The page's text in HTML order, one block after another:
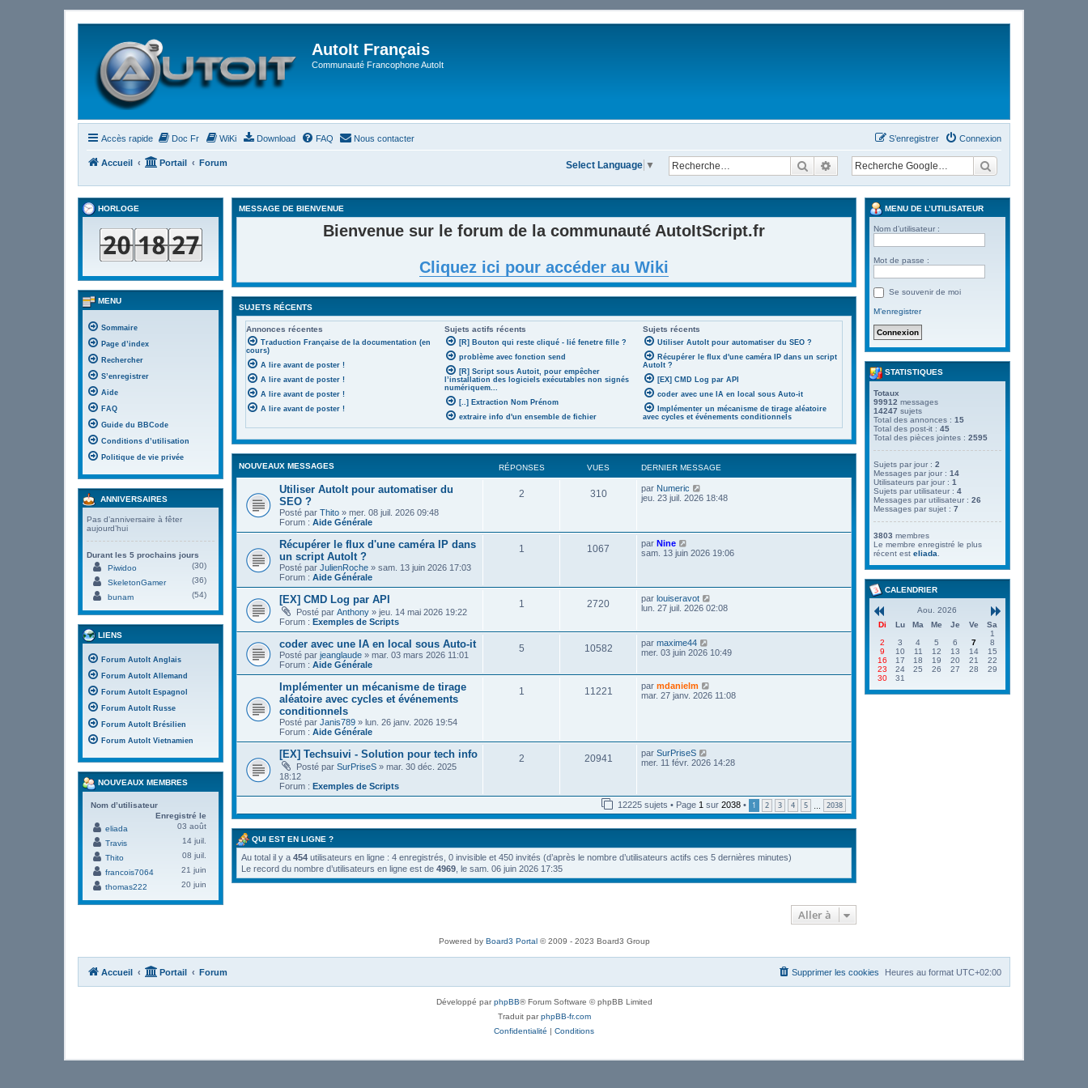
AutoIt Français
Communauté Francophone AutoIt
Accès rapide Doc Fr WiKi Download FAQ Nous contacter Connexion
S’enregistrer
Accueil Portail Forum RechercherRecherche avancée
Select Language ▼
MESSAGE DE BIENVENUE
Bienvenue sur le forum de la communauté AutoItScript.fr
Cliquez ici pour accéder au Wiki
SUJETS RÉCENTS
Annonces récentes Sujets actifs récents Sujets récents
Traduction Française de la documentation (en
cours)
A lire avant de poster !
A lire avant de poster !
A lire avant de poster !
A lire avant de poster !
[R] Bouton qui reste cliqué - lié fenetre fille ?
problème avec fonction send
[R] Script sous Autoit, pour empêcher
l’installation des logiciels exécutables non signés
numériquem...
[..] Extraction Nom Prénom
extraire info d'un ensemble de fichier
Utiliser AutoIt pour automatiser du SEO ?
Récupérer le flux d'une caméra IP dans un script
AutoIt ?
[EX] CMD Log par API
coder avec une IA en local sous Auto-it
Implémenter un mécanisme de tirage aléatoire
avec cycles et événements conditionnels
NOUVEAUX MESSAGES RÉPONSES VUES DERNIER MESSAGE
Utiliser AutoIt pour automatiser du
SEO ?
Posté par Thito » mer. 08 juil. 2026 09:48
Forum : Aide Générale
2 310 par Numeric
o
e
e
e
r
m
s
s
a
jeu. 23 juil. 2026 18:48
Récupérer le flux d'une caméra IP dans
un script AutoIt ?
Posté par JulienRoche » sam. 13 juin 2026 17:03
Forum : Aide Générale
1 1067 parNine
o
e
d
e
n
i
e
r
e
s
s
sam. 13 juin 2026 19:06
[EX] CMD Log par API
Posté par Anthony » jeu. 14 mai 2026 19:22
Forum : Exemples de Scripts
1 2720 parlouiseravot
o
l
d
r
i
s
a
lun. 27 juil. 2026 02:08
coder avec une IA en local sous Auto-it
Posté par jeanglaude » mar. 03 mars 2026 11:01
Forum : Aide Générale
5 10582 parmaxime44
o
e
d
r
m
s
a
g
e
mer. 03 juin 2026 10:49
Implémenter un mécanisme de tirage
aléatoire avec cycles et événements
conditionnels
Posté par Janis789 » lun. 26 janv. 2026 19:54
Forum : Aide Générale
1 11221 parmdanielm
o
d
r
r
m
e
s
a
g
mar. 27 janv. 2026 11:08
[EX] Techsuivi - Solution pour tech info
Posté par SurPriseS » mar. 30 déc. 2025
18:12
Forum : Exemples de Scripts
2 20941 parSurPriseS
o
d
e
r
i
e
m
mer. 11 févr. 2026 14:28
12225 sujets • Page 1 sur 2038 • 1 2 3 4 5 … 2038
QUI EST EN LIGNE ?
Au total il y a 454 utilisateurs en ligne : 4 enregistrés, 0 invisible et 450 invités (d’après le nombre d’utilisateurs actifs ces 5 dernières minutes)
Le record du nombre d’utilisateurs en ligne est de 4969 , le sam. 06 juin 2026 17:35
Aller à
HORLOGE
MENU
Sommaire
Page d’index
Rechercher
S’enregistrer
Aide
FAQ
Guide du BBCode
Conditions d’utilisation
Politique de vie privée
ANNIVERSAIRES
Pas d’anniversaire à fêter
aujourd’hui
Durant les 5 prochains jours
Piwidoo
(30)
SkeletonGamer
(36)
bunam
(54)
LIENS
Forum AutoIt Anglais
Forum AutoIt Allemand
Forum AutoIt Espagnol
Forum AutoIt Russe
Forum AutoIt Brésilien
Forum AutoIt Vietnamien
NOUVEAUX MEMBRES
Nom d’utilisateur
Enregistré le
eliada
03 août
Travis
14 juil.
Thito
08 juil.
francois7064
21 juin
thomas222
20 juin
MENU DE L’UTILISATEUR
Nom d’utilisateur :
Mot de passe :
Se souvenir de moi
M’enregistrer
STATISTIQUES
Totaux
99912 messages
14247 sujets
Total des annonces : 15
Total des post-it : 45
Total des pièces jointes : 2595
Sujets par jour : 2
Messages par jour : 14
Utilisateurs par jour : 1
Sujets par utilisateur : 4
Messages par utilisateur : 26
Messages par sujet : 7
3803 membres
Le membre enregistré le plus
récent est eliada
CALENDRIER
Aou. 2026
Di
Lu Ma Me Je Ve
Sa
1
2
3 4 5 6 7
8
9
10 11 12 13 14
15
16
17 18 19 20 21
22
23
24 25 26 27 28
29
30
31
Powered by Board3 Portal © 2009 - 2023 Board3 Group
Accueil Portail Forum Heures au format UTC+02:00
Supprimer les cookies
Développé parphpBB® Forum Software © phpBB Limited
Traduit parphpBB-fr.com
Confidentialité
Conditions